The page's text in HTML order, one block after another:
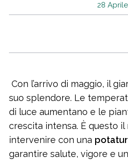
28
Con l’arrivo di maggio, il
suo splendore. Le
di luce aumentano e le
crescita intensa. È questo
intervenire con una
garantire salute, vigore e